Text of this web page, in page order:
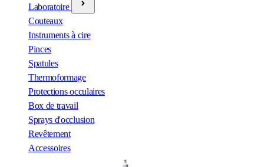
Laboratoire
Couteaux
Instruments à cire
Pinces
Spatules
Thermoformage
Protections occulaires
Box de travail
Sprays d'occlusion
Revêtement
Accessoires